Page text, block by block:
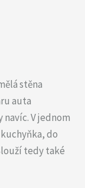
stěna
auta
V jednom
do
tedy také